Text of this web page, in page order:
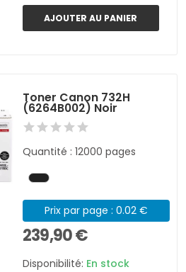
AJOUTER AU PANIER
Toner Canon 732H
(6264B002) Noir
Quantité : 12000 pages
Prix par page : 0.02 €
239,90 €
Disponibilité: En stock